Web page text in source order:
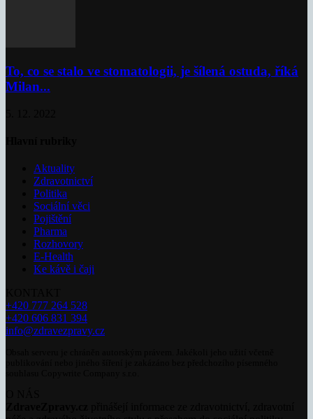
To, co se stalo ve stomatologii, je šílená ostuda, říká
Milan...
Aktuality
Zdravotnictví
Politika
Sociální věci
Pojištění
Pharma
Rozhovory
E-Health
Ke kávě i čaji
+420 777 264 528
+420 606 831 394
info@zdravezpravy.cz